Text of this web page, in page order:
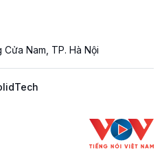
Nam, TP. Hà Nội